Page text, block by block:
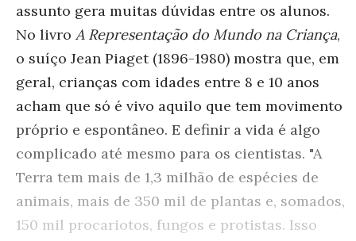
assunto gera muitas dúvidas entre os alunos.
No livro A Representação do Mundo na Criança,
o suíço Jean Piaget (1896-1980) mostra que, em
geral, crianças com idades entre 8 e 10 anos
acham que só é vivo aquilo que tem movimento
próprio e espontâneo. E definir a vida é algo
complicado até mesmo para os cientistas. "A
Terra tem mais de 1,3 milhão de espécies de
animais, mais de 350 mil de plantas e, somados,
150 mil procariotos, fungos e protistas. Isso